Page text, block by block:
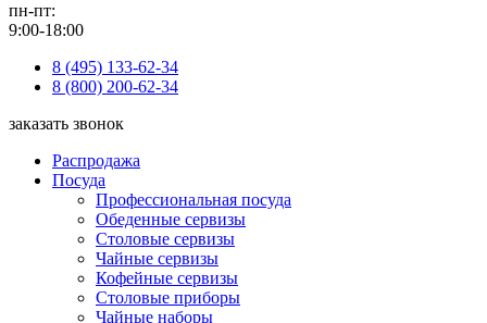
пн-пт:
9:00-18:00
8 (495) 133-62-34
8 (800) 200-62-34
заказать звонок
Распродажа
Посуда
Профессиональная посуда
Обеденные сервизы
Столовые сервизы
Чайные сервизы
Кофейные сервизы
Столовые приборы
Чайные наборы